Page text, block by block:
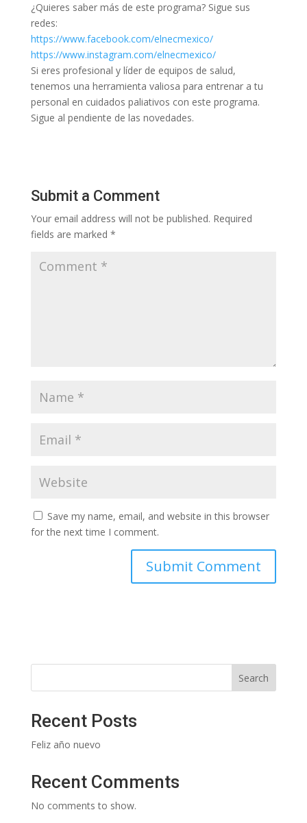
¿Quieres saber más de este programa? Sigue sus
redes:
https://www.facebook.com/elnecmexico/
https://www.instagram.com/elnecmexico/
Si eres profesional y líder de equipos de salud,
tenemos una herramienta valiosa para entrenar a tu
personal en cuidados paliativos con este programa.
Sigue al pendiente de las novedades.
Submit a Comment
Your email address will not be published. Required
fields are marked *
Save my name, email, and website in this browser
for the next time I comment.
Search
Recent Posts
Feliz año nuevo
Recent Comments
No comments to show.